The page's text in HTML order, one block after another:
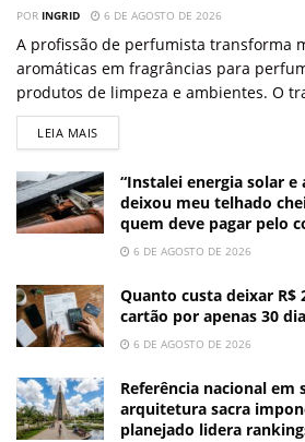
POR INGRID 6 DE AGOSTO DE 2026
A profissão de perfumista transforma
aromáticas em fragrâncias para
produtos de limpeza e ambientes. O
LEIA MAIS
“Instalei energia solar
deixou meu telhado
quem deve pagar pelo
6 DE AGOSTO DE 2026
Quanto custa deixar
cartão por apenas 30
6 DE AGOSTO DE 2026
Referência nacional em
arquitetura sacra
planejado lidera